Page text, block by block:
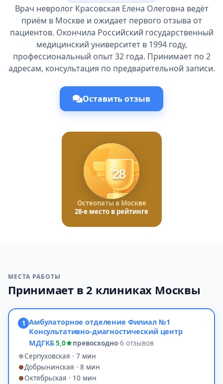
Врач невролог Красовская Елена Олеговна ведёт
приём в Москве и ожидает первого отзыва от
пациентов. Окончила Российский государственный
медицинский университет в 1994 году,
профессиональный опыт 32 года. Принимает по 2
адресам, консультация по предварительной записи.
Оставить отзыв
28
Остеопаты в Москве
28-е место в рейтинге
МЕСТА РАБОТЫ
Принимает в 2 клиниках Москвы
1 Амбулаторное отделение Филиал №1
Консультативно-диагностический центр
МДГКБ5,0 превосходно·6 отзывов
Серпуховская · 7 мин
Добрынинская · 8 мин
Октябрьская · 10 мин